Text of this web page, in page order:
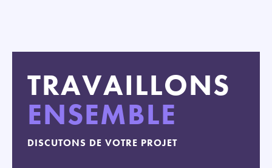
TRAVAILLONS
ENSEMBLE
DISCUTONS DE VOTRE PROJET